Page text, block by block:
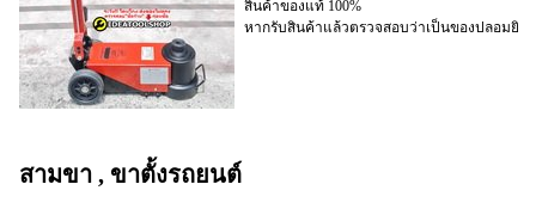
สินค้าของแท้ 100%
หากรับสินค้าแล้วตรวจสอบว่าเป็นของปลอมยิน
สามขา , ขาตั้งรถยนต์